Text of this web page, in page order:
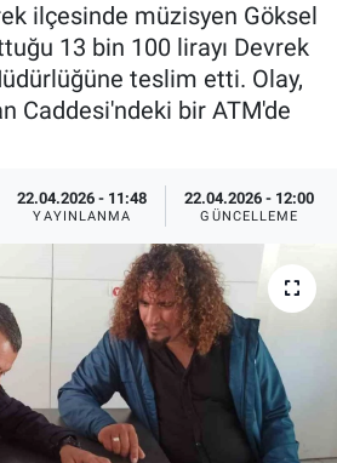
ilçesinde müzisyen Göksel
13 bin 100 lirayı Devrek
teslim etti. Olay,
Caddesi'ndeki bir ATM'de
22.04.2026 - 11:48
YAYINLANMA
22.04.2026 - 12:00
GÜNCELLEME